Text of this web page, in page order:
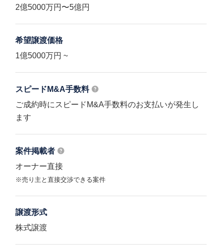
2億5000万円〜5億円
希望譲渡価格
1億5000万円 ~
スピードM&A手数料
ご成約時にスピードM&A手数料のお支払いが発生し
ます
案件掲載者
オーナー直接
※売り主と直接交渉できる案件
譲渡形式
株式譲渡